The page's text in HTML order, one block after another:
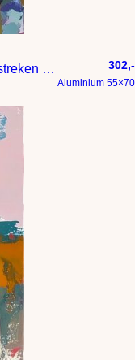
Ijsvogel – Modern expressief – penseelstreken en abstracte kleurige vlakken 302,-
Aluminium 55×70